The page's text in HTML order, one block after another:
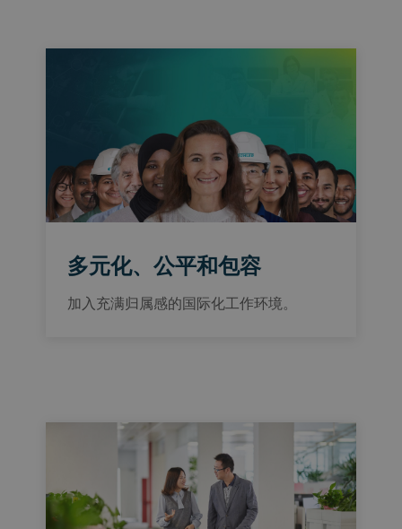
多元化、公平和包容
加入充满归属感的国际化工作环境。